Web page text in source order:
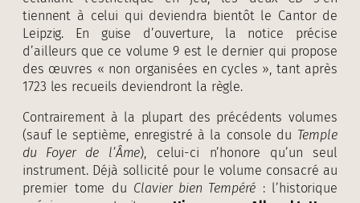
tiennent à celui qui deviendra bientôt le Cantor de
Leipzig. En guise d’ouverture, la notice précise
d’ailleurs que ce volume 9 est le dernier qui propose
des œuvres « non organisées en cycles », tant après
1723 les recueils deviendront la règle.
Contrairement à la plupart des précédents volumes
(sauf le septième, enregistré à la console du Temple
du Foyer de l’Âme), celui-ci n’honore qu’un seul
instrument. Déjà sollicité pour le volume consacré au
premier tome du Clavier bien Tempéré : l’historique